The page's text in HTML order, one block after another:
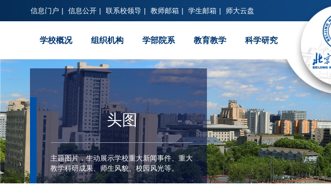
信息门户 | 信息公开 | 联系校领导 | 教师邮箱 | 学生邮箱 | 师大云盘
学校概况 组织机构 学部院系 教育教学 科学研究
头图
主题图片，生动展示学校重大新闻事件、重大
教学科研成果、师生风貌、校园风光等。